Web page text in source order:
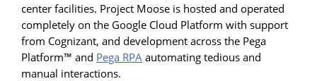
center facilities. Project Moose is hosted and operated
completely on the Google Cloud Platform with support
from Cognizant, and development across the Pega
Platform™ and Pega RPA automating tedious and
manual interactions.